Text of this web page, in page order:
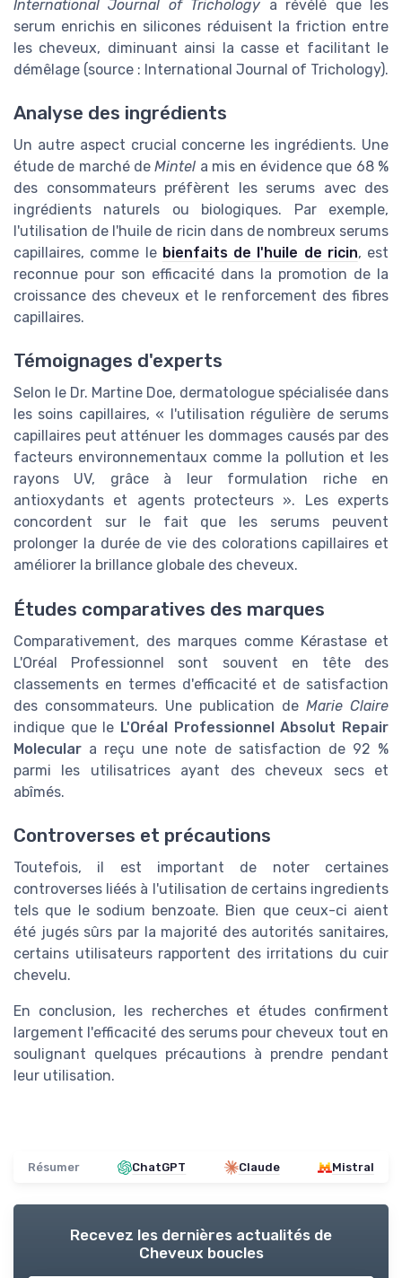
International Journal of Trichology a révélé que les
serum enrichis en silicones réduisent la friction entre
les cheveux, diminuant ainsi la casse et facilitant le
démêlage (source : International Journal of Trichology).
Analyse des ingrédients
Un autre aspect crucial concerne les ingrédients. Une
étude de marché deMintel a mis en évidence que 68 %
des consommateurs préfèrent les serums avec des
ingrédients naturels ou biologiques. Par exemple,
l'utilisation de l'huile de ricin dans de nombreux serums
capillaires, comme le bienfaits de l'huile de ricin, est
reconnue pour son efficacité dans la promotion de la
croissance des cheveux et le renforcement des fibres
capillaires.
Témoignages d'experts
Selon le Dr. Martine Doe, dermatologue spécialisée dans
les soins capillaires, « l'utilisation régulière de serums
capillaires peut atténuer les dommages causés par des
facteurs environnementaux comme la pollution et les
rayons UV, grâce à leur formulation riche en
antioxydants et agents protecteurs ». Les experts
concordent sur le fait que les serums peuvent
prolonger la durée de vie des colorations capillaires et
améliorer la brillance globale des cheveux.
Études comparatives des marques
Comparativement, des marques comme Kérastase et
L'Oréal Professionnel sont souvent en tête des
classements en termes d'efficacité et de satisfaction
des consommateurs. Une publication de Marie Claire
indique que le L'Oréal Professionnel Absolut Repair
Molecular a reçu une note de satisfaction de 92 %
parmi les utilisatrices ayant des cheveux secs et
abîmés.
Controverses et précautions
Toutefois, il est important de noter certaines
controverses liéés à l'utilisation de certains ingredients
tels que le sodium benzoate. Bien que ceux-ci aient
été jugés sûrs par la majorité des autorités sanitaires,
certains utilisateurs rapportent des irritations du cuir
chevelu.
En conclusion, les recherches et études confirment
largement l'efficacité des serums pour cheveux tout en
soulignant quelques précautions à prendre pendant
leur utilisation.
Résumer ChatGPT Claude Mistral
Recevez les dernières actualités de
Cheveux boucles